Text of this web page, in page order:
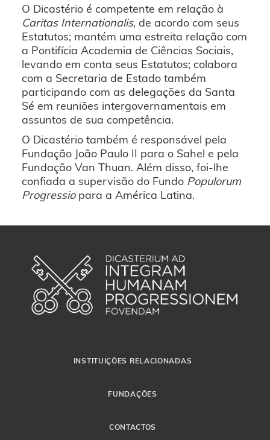
O Dicastério é competente em relação à
Caritas Internationalis, de acordo com seus
Estatutos; mantém uma estreita relação com
a Pontifícia Academia de Ciências Sociais,
levando em conta seus Estatutos; colabora
com a Secretaria de Estado também
participando com as delegações da Santa
Sé em reuniões intergovernamentais em
assuntos de sua competência.
O Dicastério também é responsável pela
Fundação João Paulo II para o Sahel e pela
Fundação Van Thuan. Além disso, foi-lhe
confiada a supervisão do Fundo Populorum
Progressiopara a América Latina.
INSTITUIÇÕES RELACIONADAS
FUNDAÇÕES
CONTACTOS